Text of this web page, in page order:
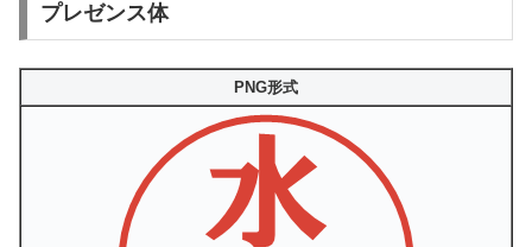
プレゼンス体
PNG形式